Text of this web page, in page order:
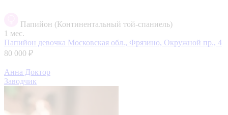
Папийон (Континентальный той-спаниель)
1 мес.
Папийон девочка Московская обл., Фрязино, Окружной пр., 4
80 000 ₽
Анна Доктор
Заводчик